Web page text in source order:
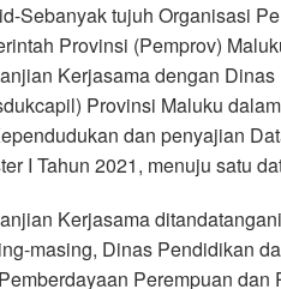
Sebanyak tujuh Organisasi
Provinsi (Pemprov)
Kerjasama dengan
Provinsi Maluku
dan penyajian
I Tahun 2021, menuju satu
Kerjasama
masing, Dinas Pendidikan
Perempuan dan